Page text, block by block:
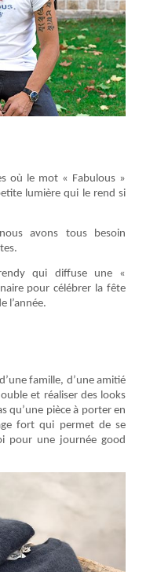
où le mot « Fabulous »
lumière qui le rend si
avons tous besoin
qui diffuse une «
pour célébrer la fête
l’année.
famille, d’une amitié
et réaliser des looks
qu’une pièce à porter en
fort qui permet de se
pour une journée good